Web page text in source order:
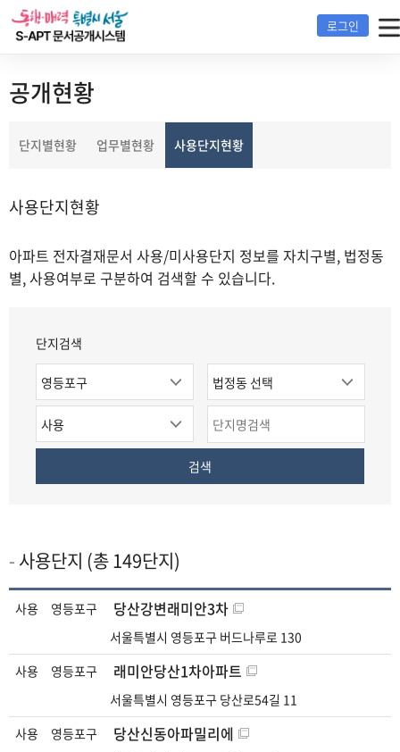
S-
apt
및
애
전
:
02-
로그인
공개현황
단지별현황 업무별현황 사용단지현황
사용단지현황
아파트 전자결재문서 사용/미사용단지 정보를 자치구별, 법정동
별, 사용여부로 구분하여 검색할 수 있습니다.
단지검색
자
치
구
선
법
정
동
선
사
단
지
튼
사용단지 (총 149단지)
지
목
사용 영등포구 당산강변래미안3차
서울특별시 영등포구 버드나루로 130
사용
영등포구 래미안당산1차아파트
서울특별시 영등포구 당산로54길 11
사용
영등포구 당산신동아파밀리에